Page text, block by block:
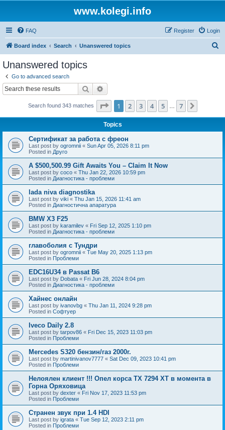
www.kolegi.info
FAQ Login
Register
Board index Search Unanswered topics
Unanswered topics
Go to advanced search
Search
Search found 343 matches Page 1of 7
1 2 3 4 5 7
Topics
Сертификат за работа с фреон
Last post by ogromnii « Sun Apr 05, 2026 8:11 pm
Posted in Друго
A $500,500.99 Gift Awaits You – Claim It Now
Last post by coco « Thu Jan 22, 2026 10:59 pm
Posted in Диагностика - проблеми
lada niva diagnostika
Last post by viki « Thu Jan 15, 2026 11:41 am
Posted in Диагностична апаратура
BMW X3 F25
Last post by karamilev « Fri Sep 12, 2025 1:10 pm
Posted in Диагностика - проблеми
главоболия с Тундри
Last post by ogromnii « Tue May 20, 2025 1:13 pm
Posted in Проблеми
EDC16U34 в Passat B6
Last post by Dobata « Fri Jun 28, 2024 8:04 pm
Posted in Диагностика - проблеми
Хайнес онлайн
Last post by ivanovbg « Thu Jan 11, 2024 9:28 pm
Posted in Софтуер
Iveco Daily 2.8
Last post by tarpov86 « Fri Dec 15, 2023 11:03 pm
Posted in Проблеми
Mercedes S320 бензин/газ 2000г.
Last post by martinivanov7777 « Sat Dec 09, 2023 10:41 pm
Posted in Проблеми
Нелоялен клиент !!! Опел корса ТХ 7294 ХТ в момента в
Горна Оряховица
Last post by dexter « Fri Nov 17, 2023 11:53 pm
Posted in Проблеми
Странен звук при 1.4 HDI
Last post by igrata « Tue Sep 12, 2023 2:11 pm
Posted in Проблеми